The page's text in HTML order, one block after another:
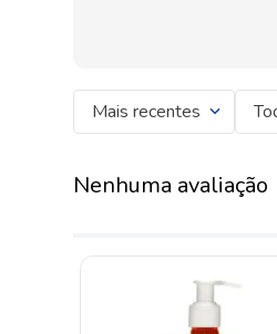
Mais recentes
Nenhuma avaliação